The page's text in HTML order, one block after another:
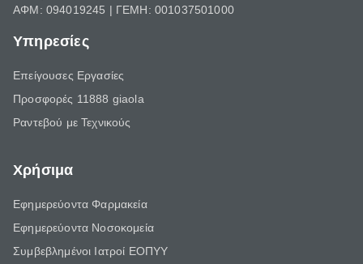
ΑΦΜ: 094019245 | ΓΕΜΗ: 001037501000
Υπηρεσίες
Επείγουσες Εργασίες
Προσφορές 11888 giaola
Ραντεβού με Τεχνικούς
Χρήσιμα
Εφημερεύοντα Φαρμακεία
Εφημερεύοντα Νοσοκομεία
Συμβεβλημένοι Ιατροί ΕΟΠΥΥ